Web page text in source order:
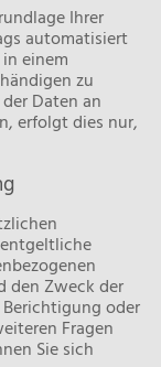
Ihrer
automatisiert
einem
zu
Daten an
erfolgt dies nur,
den Zweck der
oder
Fragen
Sie sich